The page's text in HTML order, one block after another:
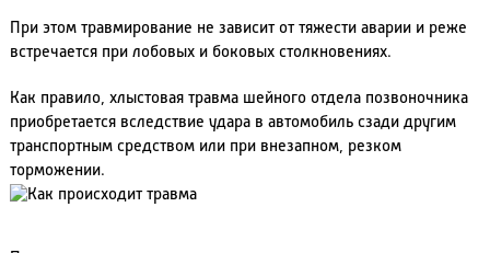
При этом травмирование не зависит от тяжести аварии и реже
встречается при лобовых и боковых столкновениях.
Как правило, хлыстовая травма шейного отдела позвоночника
приобретается вследствие удара в автомобиль сзади другим
транспортным средством или при внезапном, резком
торможении.